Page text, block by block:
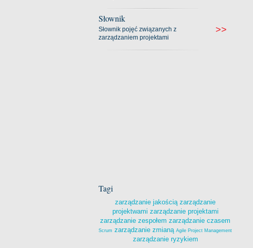
Słownik
Słownik pojęć związanych z
zarządzaniem projektami
>>
Tagi
zarządzanie jakością zarządzanie
projektwami zarządzanie projektami
zarządzanie zespołem zarządzanie czasem
Scrum zarządzanie zmianą Agile Project Management
zarządzanie ryzykiem